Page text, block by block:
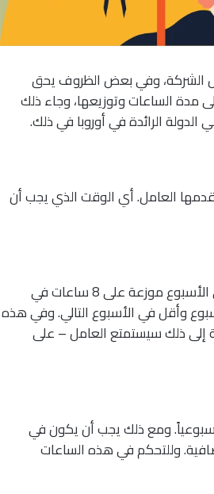
الشركة، وفي بعض الظروف يحق
مدة الساعات وتوزيعها، وجاء ذلك
العامل. أي الوقت الذي يجب أن
هذا النوع من يوم العمل هو الأكثر انتشاراً: وهو عبارة عن 40 ساعة عمل في الأسبوع موزعة على 8 ساعات في
وأقل في الأسبوع التالي. وفي هذه
إلى ذلك سيستمتع العامل – على
الجزئي هو نوع آخر من أيام العمل، لا يتجاوز الحد الأقصى لساعاته 30 أسبوعياً. ومع ذلك يجب أن يكون في
وللتحكم في هذه الساعات